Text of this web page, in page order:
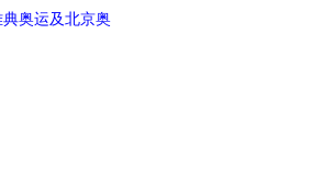
奥运及北京奥